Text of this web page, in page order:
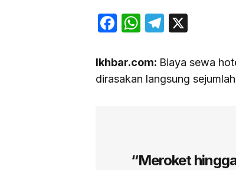
Facebook
WhatsApp
Telegram
Ikhbar.com: Biaya sewa
dirasakan langsung
“Meroket